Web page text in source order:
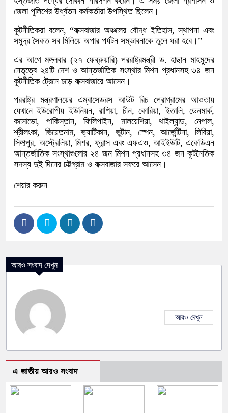
জেলা পুলিশের উর্ধ্বতন কর্মকর্তারা উপস্থিত ছিলেন।
কূটনীতিকরা বলেন, “কক্সবাজার অঞ্চলের বৌদ্ধ ইতিহাস, স্থাপনা এবং
সমুদ্র সৈকত সব মিলিয়ে অপার পর্যটন সম্ভাবনাকে তুলে ধরা হবে।”
এর আগে মঙ্গলবার (২৭ ফেব্রুয়ারি) পররাষ্ট্রমন্ত্রী ড. হাছান মাহমুদের
নেতৃত্বে ২৪টি দেশ ও আন্তর্জাতিক সংস্থার মিশন প্রধানসহ ৩৪ জন
কূটনীতিক ট্রেনে চড়ে কক্সবাজারে আসেন।
পররাষ্ট্র মন্ত্রণালয়ের এম্বাসেডরস আউট রিচ প্রোগ্রামের আওতায়
যেখানে ইউরোপীয় ইউনিয়ন, রাশিয়া, চীন, কোরিয়া, ইতালি, ডেনমার্ক,
কসোভো, পাকিস্তান, ফিলিপাইন, মালয়েশিয়া, থাইল্যান্ড, নেপাল,
শ্রীলংকা, ভিয়েতনাম, ভ্যাটিকান, ভুটান, স্পেন, আর্জেন্টিনা, লিবিয়া,
সিঙ্গাপুর, অস্ট্রেলিয়া, মিশর, ফ্রান্স এবং এফএও, আইইউটি, একেডিএন
আন্তর্জাতিক সংস্থাগুলোর ২৪ জন মিশন প্রধানসহ ৩৪ জন কূটনৈতিক
সদস্য দুই দিনের চট্টগ্রাম ও কক্সবাজার সফরে আসেন।
শেয়ার করুন
আরও সংবাদ দেখুন
আরও দেখুন
এ জাতীয় আরও সংবাদ